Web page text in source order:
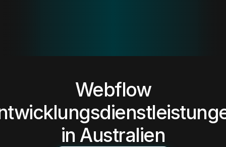
Webflow
in Australien